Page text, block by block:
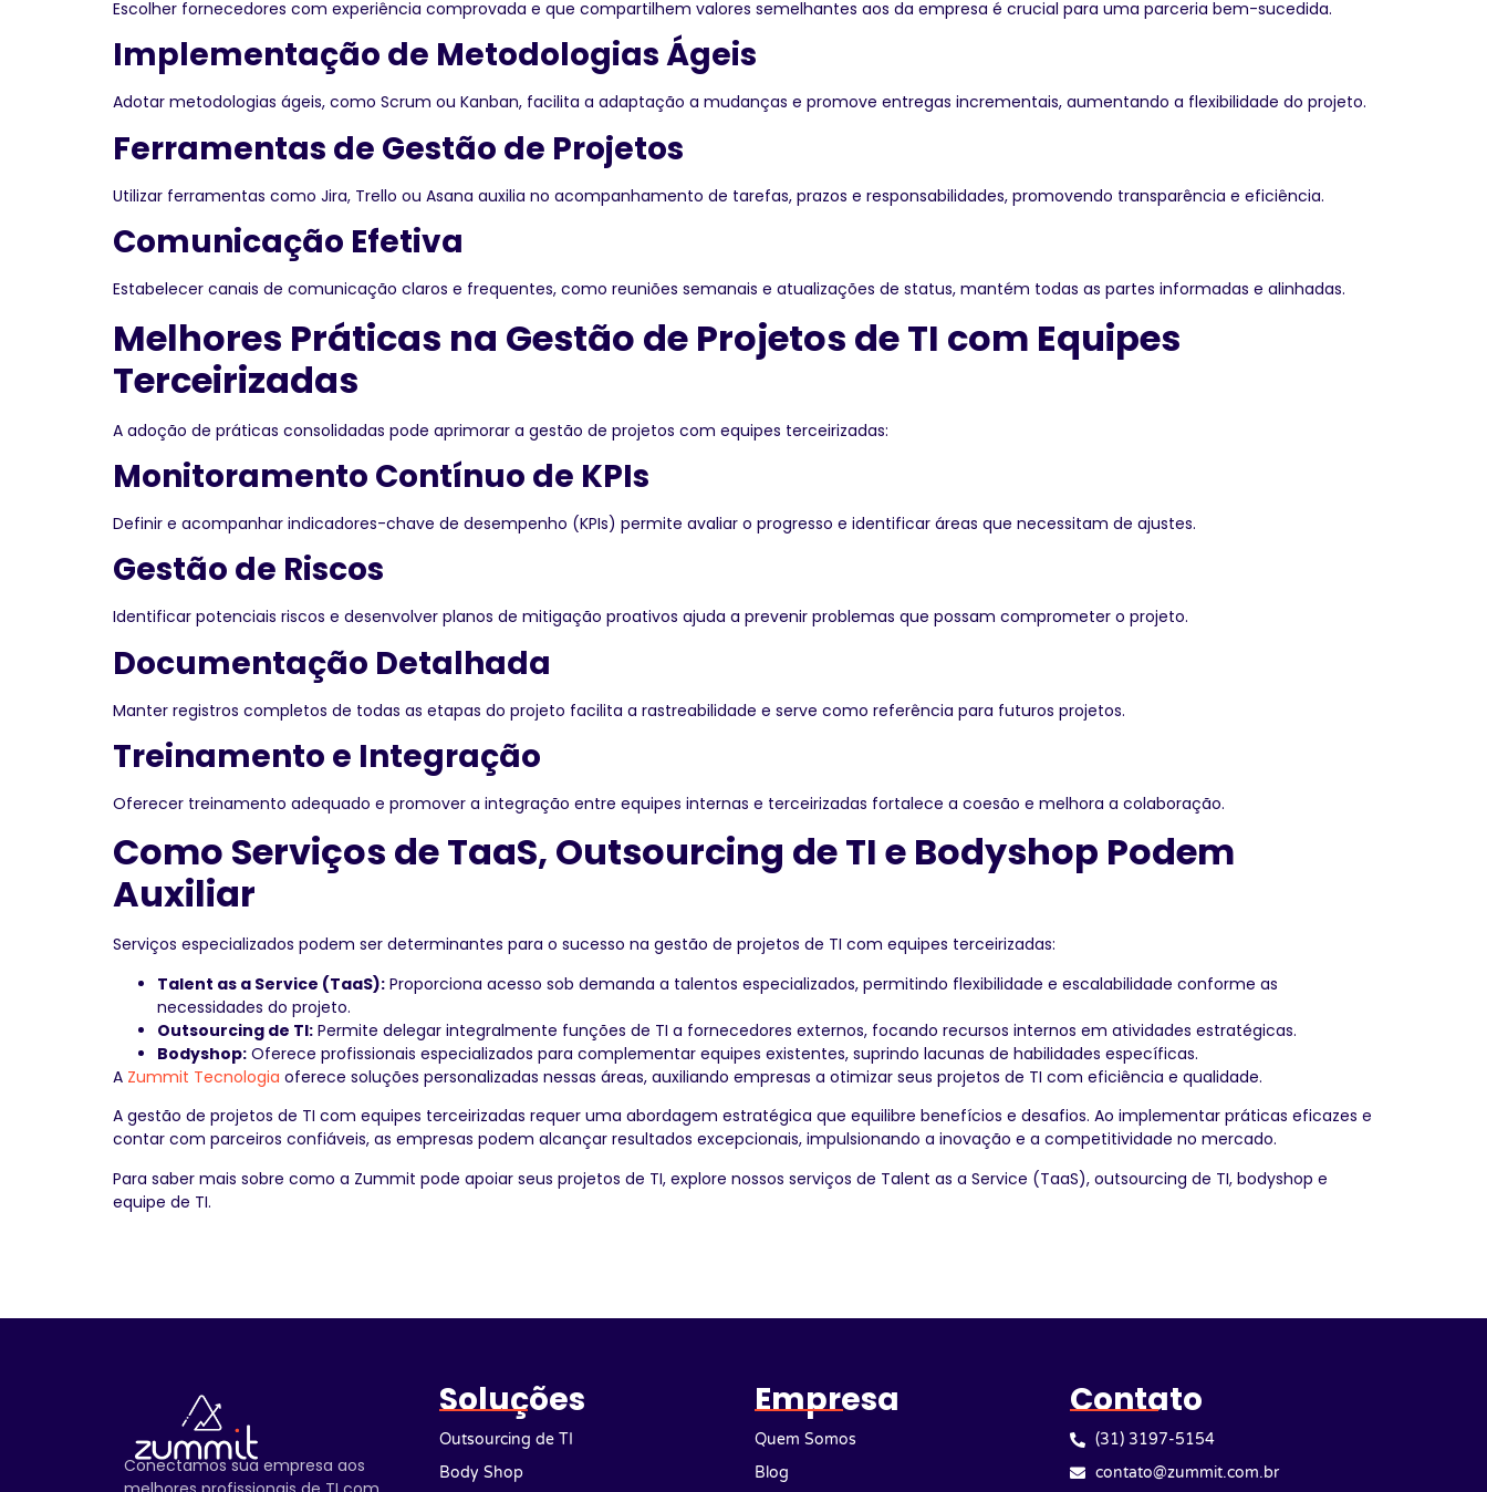
Escolher fornecedores com experiência comprovada e que compartilhem valores semelhantes aos da empresa é crucial para uma parceria bem-sucedida.
Implementação de Metodologias Ágeis
Adotar metodologias ágeis, como Scrum ou Kanban, facilita a adaptação a mudanças e promove entregas incrementais, aumentando a flexibilidade do projeto.
Ferramentas de Gestão de Projetos
Utilizar ferramentas como Jira, Trello ou Asana auxilia no acompanhamento de tarefas, prazos e responsabilidades, promovendo transparência e eficiência.
Comunicação Efetiva
Estabelecer canais de comunicação claros e frequentes, como reuniões semanais e atualizações de status, mantém todas as partes informadas e alinhadas.
Melhores Práticas na Gestão de Projetos de TI com Equipes
Terceirizadas
A adoção de práticas consolidadas pode aprimorar a gestão de projetos com equipes terceirizadas:
Monitoramento Contínuo de KPIs
Definir e acompanhar indicadores-chave de desempenho (KPIs) permite avaliar o progresso e identificar áreas que necessitam de ajustes.
Gestão de Riscos
Identificar potenciais riscos e desenvolver planos de mitigação proativos ajuda a prevenir problemas que possam comprometer o projeto.
Documentação Detalhada
Manter registros completos de todas as etapas do projeto facilita a rastreabilidade e serve como referência para futuros projetos.
Treinamento e Integração
Oferecer treinamento adequado e promover a integração entre equipes internas e terceirizadas fortalece a coesão e melhora a colaboração.
Como Serviços de TaaS, Outsourcing de TI e Bodyshop Podem
Auxiliar
Serviços especializados podem ser determinantes para o sucesso na gestão de projetos de TI com equipes terceirizadas:
Talent as a Service (TaaS): Proporciona acesso sob demanda a talentos especializados, permitindo flexibilidade e escalabilidade conforme as
necessidades do projeto.
Outsourcing de TI: Permite delegar integralmente funções de TI a fornecedores externos, focando recursos internos em atividades estratégicas.
Bodyshop: Oferece profissionais especializados para complementar equipes existentes, suprindo lacunas de habilidades específicas.
A Zummit Tecnologia oferece soluções personalizadas nessas áreas, auxiliando empresas a otimizar seus projetos de TI com eficiência e qualidade.
A gestão de projetos de TI com equipes terceirizadas requer uma abordagem estratégica que equilibre benefícios e desafios. Ao implementar práticas eficazes e
contar com parceiros confiáveis, as empresas podem alcançar resultados excepcionais, impulsionando a inovação e a competitividade no mercado.
Para saber mais sobre como a Zummit pode apoiar seus projetos de TI, explore nossos serviços de Talent as a Service (TaaS), outsourcing de TI, bodyshop e
equipe de TI.
Conectamos sua empresa aos
Soluções
Outsourcing de TI
Body Shop
Empresa
Quem Somos
Blog
Contato
(31) 3197-5154
contato@zummit.com.br